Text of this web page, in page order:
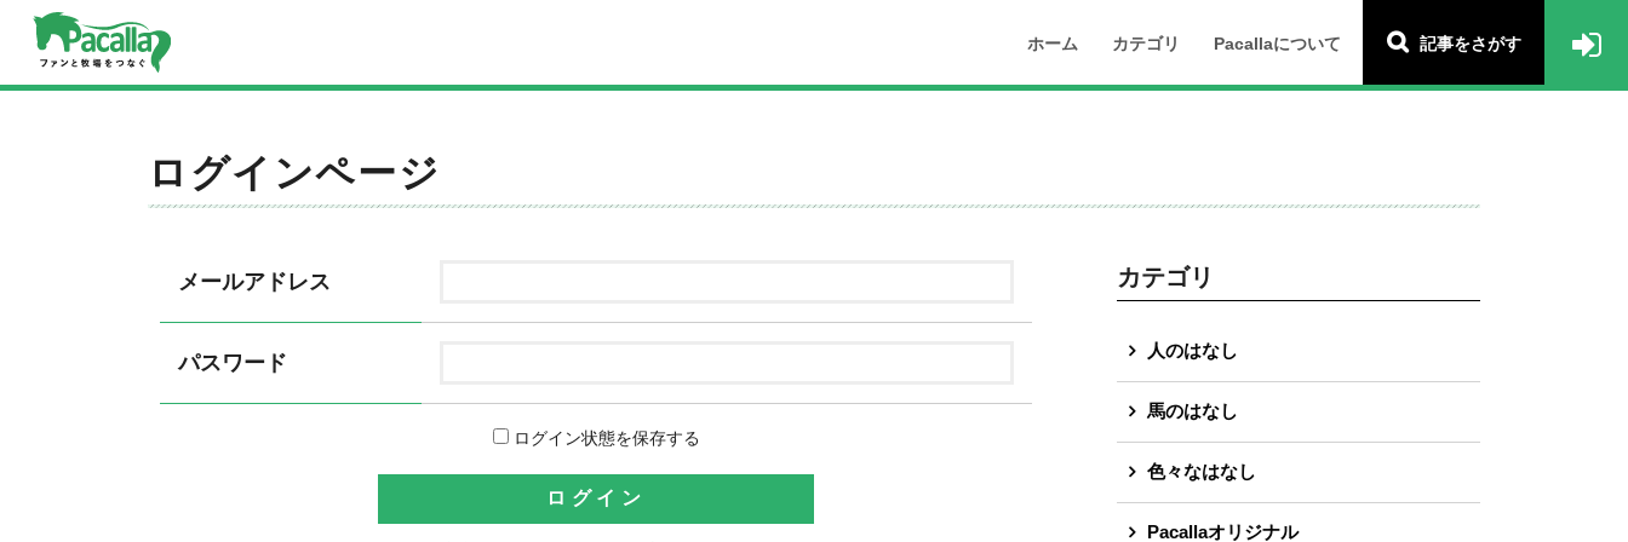
ホーム カテゴリ Pacallaについて 記事をさがす
ログインページ
メールアドレス
パスワード
ログイン状態を保存する
カテゴリ
人のはなし
馬のはなし
色々なはなし
Pacallaオリジナル